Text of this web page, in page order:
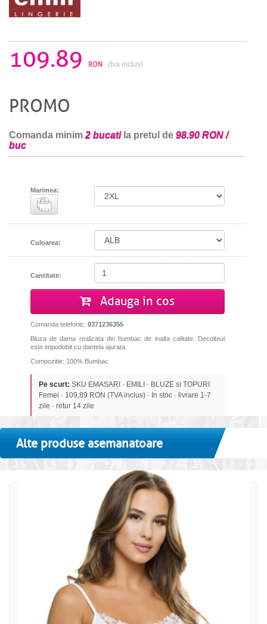
109.89 RON (tva inclus)
PROMO
Comanda minim 2 bucatila pretul de 98.90 RON /
buc
Marimea:
Culoarea:
Cantitate:
Adauga in cos
Comanda telefonic: 0371236355
Bluza de dama realizata din bumbac de inalta calitate. Decolteul
este impodobit cu dantela ajurata.
Compozitie: 100% Bumbac
Pe scurt: SKU EMASARI · EMILI · BLUZE si TOPURI
Femei · 109,89 RON (TVA inclus) · In stoc · livrare 1-7
zile · retur 14 zile
Alte produse asemanatoare